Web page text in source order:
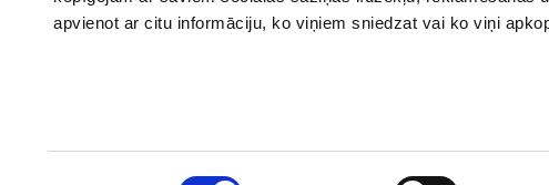
apvienot ar citu informāciju, ko viņiem sniedzat vai ko viņi
press@eurid.eu